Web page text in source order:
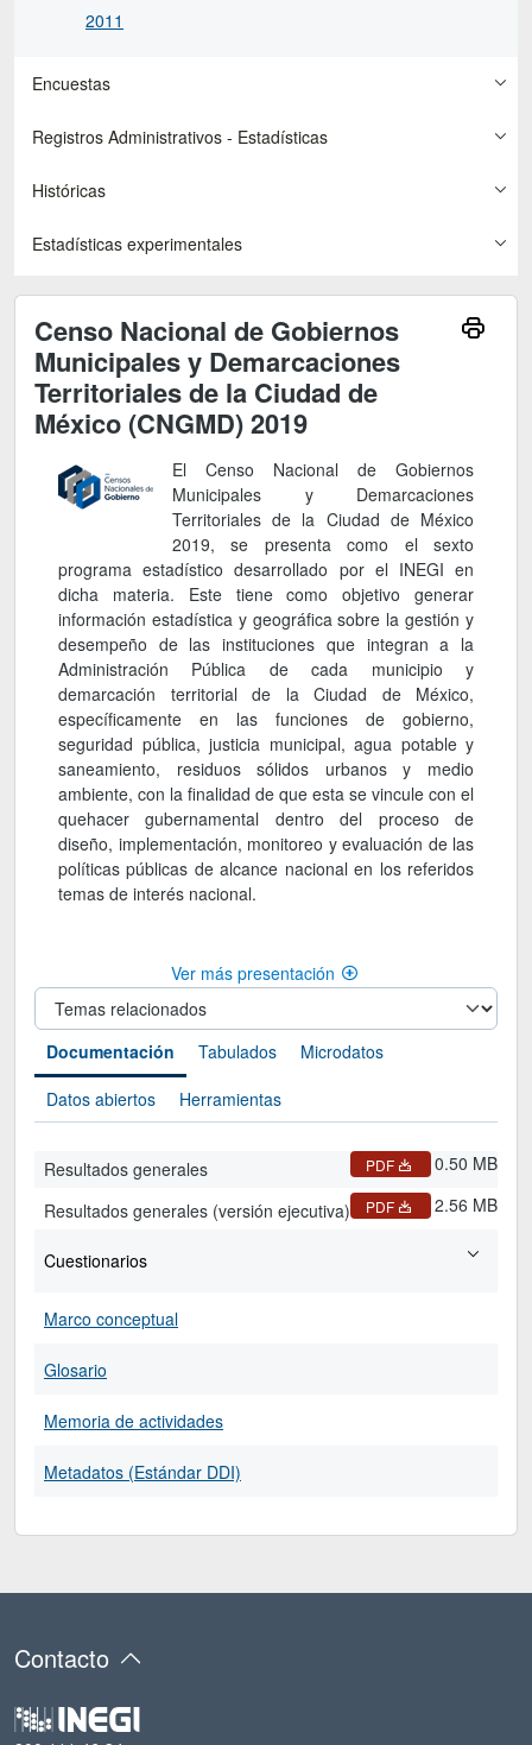
2011
Encuestas
Registros Administrativos - Estadísticas
Históricas
Estadísticas experimentales
Censo Nacional de Gobiernos
Municipales y Demarcaciones
Territoriales de la Ciudad de
México (CNGMD) 2019
El Censo Nacional de Gobiernos
Municipales y Demarcaciones
Territoriales de la Ciudad de México
2019, se presenta como el sexto
programa estadístico desarrollado por el INEGI en
dicha materia. Este tiene como objetivo generar
información estadística y geográfica sobre la gestión y
desempeño de las instituciones que integran a la
Administración Pública de cada municipio y
demarcación territorial de la Ciudad de México,
específicamente en las funciones de gobierno,
seguridad pública, justicia municipal, agua potable y
saneamiento, residuos sólidos urbanos y medio
ambiente, con la finalidad de que esta se vincule con el
quehacer gubernamental dentro del proceso de
diseño, implementación, monitoreo y evaluación de las
políticas públicas de alcance nacional en los referidos
temas de interés nacional.
Ver más presentación
Documentación Tabulados
Microdatos
Datos abiertos
Herramientas
Resultados generales PDF
0.50 MB
Resultados generales (versión ejecutiva)
PDF 2.56 MB
Cuestionarios
Marco conceptual
Glosario
Memoria de actividades
Metadatos (Estándar DDI)
Contacto